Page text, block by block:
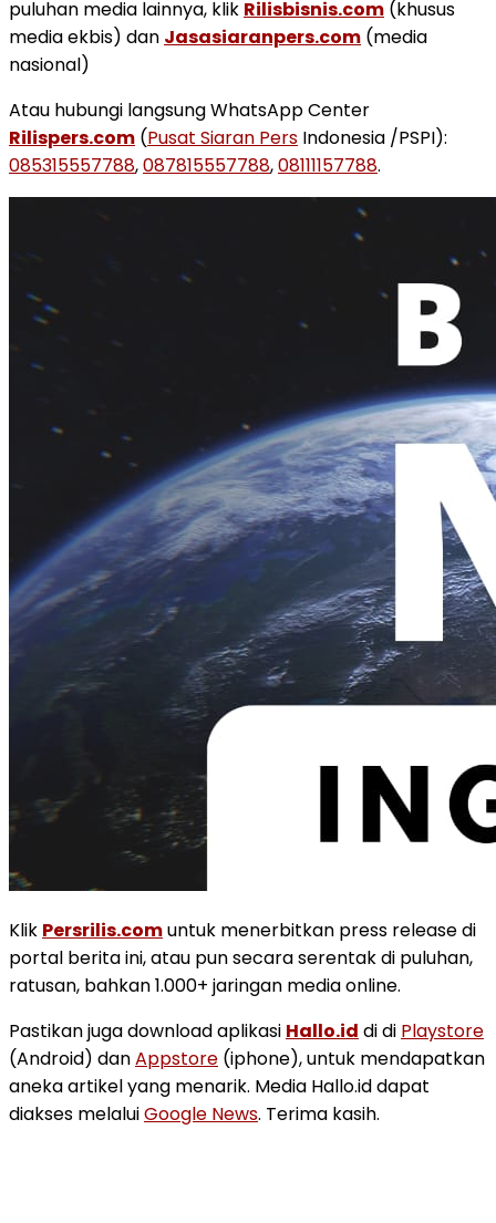
puluhan media lainnya, klik Rilisbisnis.com (khusus
media ekbis) dan Jasasiaranpers.com (media
nasional)
Atau hubungi langsung WhatsApp Center
Rilispers.com (Pusat Siaran Pers Indonesia /PSPI):
085315557788,087815557788,08111157788.
Klik Persrilis.comuntuk menerbitkan press release di
portal berita ini, atau pun secara serentak di puluhan,
ratusan, bahkan 1.000+ jaringan media online.
Pastikan juga download aplikasi Hallo.id di di Playstore
(Android) danAppstore (iphone), untuk mendapatkan
aneka artikel yang menarik. Media Hallo.id dapat
diakses melaluiGoogle News. Terima kasih.